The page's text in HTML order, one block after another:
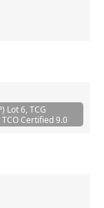
Lot 6, TCG
Certified 9.0